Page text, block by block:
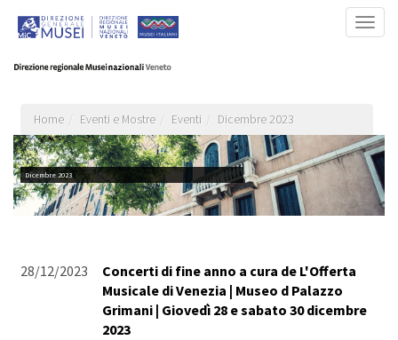
principale
Home Eventi e Mostre Eventi Dicembre 2023
Dicembre 2023
28/12/2023
Concerti di fine anno a cura de L'Offerta
Musicale di Venezia | Museo d Palazzo
Grimani | Giovedì 28 e sabato 30 dicembre
2023